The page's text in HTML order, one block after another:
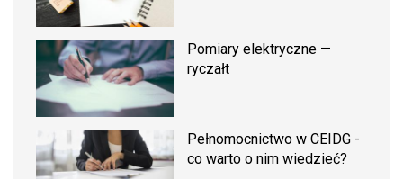
Pomiary elektryczne —
ryczałt
Pełnomocnictwo w CEIDG -
co warto o nim wiedzieć?